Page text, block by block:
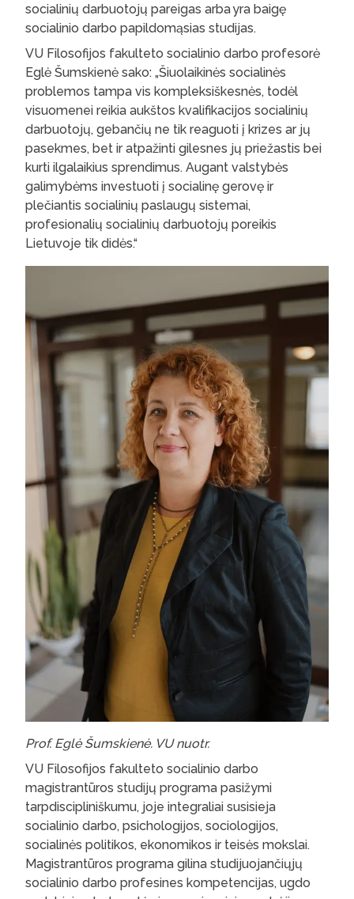
socialinių darbuotojų pareigas arba yra baigę
socialinio darbo papildomąsias studijas.
VU Filosofijos fakulteto socialinio darbo profesorė
Eglė Šumskienė sako: „Šiuolaikinės socialinės
problemos tampa vis kompleksiškesnės, todėl
visuomenei reikia aukštos kvalifikacijos socialinių
darbuotojų, gebančių ne tik reaguoti į krizes ar jų
pasekmes, bet ir atpažinti gilesnes jų priežastis bei
kurti ilgalaikius sprendimus. Augant valstybės
galimybėms investuoti į socialinę gerovę ir
plečiantis socialinių paslaugų sistemai,
profesionalių socialinių darbuotojų poreikis
Lietuvoje tik didės.“
Prof. Eglė Šumskienė. VU nuotr.
VU Filosofijos fakulteto socialinio darbo
magistrantūros studijų programa pasižymi
tarpdiscipliniškumu, joje integraliai susisieja
socialinio darbo, psichologijos, sociologijos,
socialinės politikos, ekonomikos ir teisės mokslai.
Magistrantūros programa gilina studijuojančiųjų
socialinio darbo profesines kompetencijas, ugdo